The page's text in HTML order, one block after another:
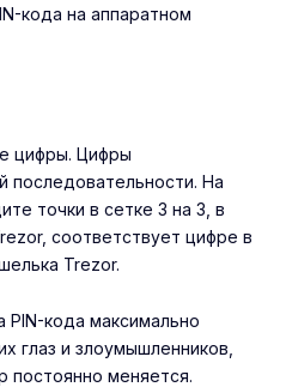
кода на аппаратном
цифры. Цифры
последовательности. На
точки в сетке 3 на 3, в
соответствует цифре в
Trezor.
кода максимально
глаз и злоумышленников,
постоянно меняется.